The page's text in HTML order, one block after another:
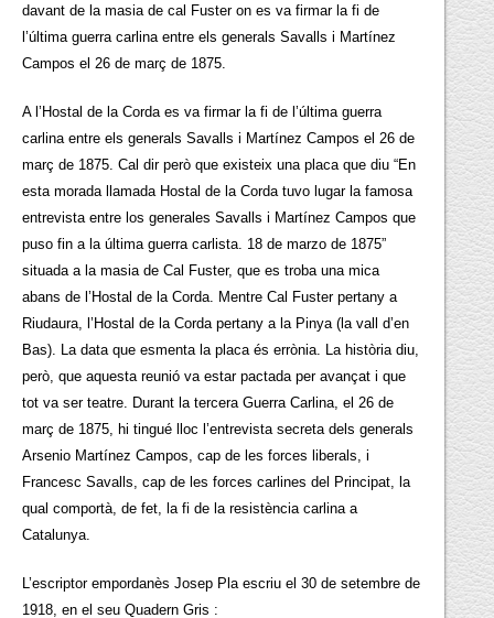
davant de la masia de cal Fuster on es va firmar la fi de
l’última guerra carlina entre els generals Savalls i Martínez
Campos el 26 de març de 1875.
A l’Hostal de la Corda es va firmar la fi de l’última guerra
carlina entre els generals Savalls i Martínez Campos el 26 de
març de 1875. Cal dir però que existeix una placa que diu “En
esta morada llamada Hostal de la Corda tuvo lugar la famosa
entrevista entre los generales Savalls i Martínez Campos que
puso fin a la última guerra carlista. 18 de marzo de 1875”
situada a la masia de Cal Fuster, que es troba una mica
abans de l’Hostal de la Corda. Mentre Cal Fuster pertany a
Riudaura, l’Hostal de la Corda pertany a la Pinya (la vall d’en
Bas). La data que esmenta la placa és errònia. La història diu,
però, que aquesta reunió va estar pactada per avançat i que
tot va ser teatre. Durant la tercera Guerra Carlina, el 26 de
març de 1875, hi tingué lloc l’entrevista secreta dels generals
Arsenio Martínez Campos, cap de les forces liberals, i
Francesc Savalls, cap de les forces carlines del Principat, la
qual comportà, de fet, la fi de la resistència carlina a
Catalunya.
L’escriptor empordanès Josep Pla escriu el 30 de setembre de
1918, en el seu Quadern Gris :